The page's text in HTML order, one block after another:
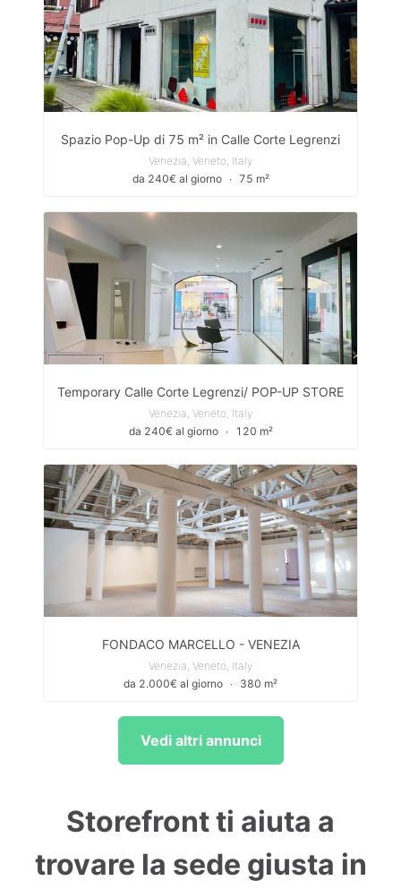
Spazio Pop-Up di 75 m² in Calle Corte Legrenzi
Venezia, Veneto, Italy
da 240€ al giorno
∙ 75 m²
Temporary Calle Corte Legrenzi/ POP-UP STORE
Venezia, Veneto, Italy
da 240€ al giorno
∙ 120 m²
FONDACO MARCELLO - VENEZIA
Venezia, Veneto, Italy
da 2.000€ al giorno ∙ 380 m²
Vedi altri annunci
Storefront ti aiuta a
trovare la sede giusta in